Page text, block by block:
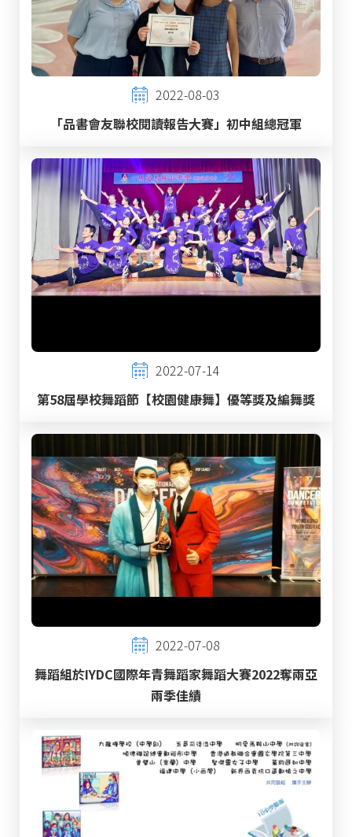
2022-08-03
「品書會友聯校閱讀報告大賽」初中組總冠軍
2022-07-14
第58屆學校舞蹈節【校園健康舞】優等獎及編舞獎
2022-07-08
舞蹈組於IYDC國際年青舞蹈家舞蹈大賽2022奪兩亞
兩季佳績